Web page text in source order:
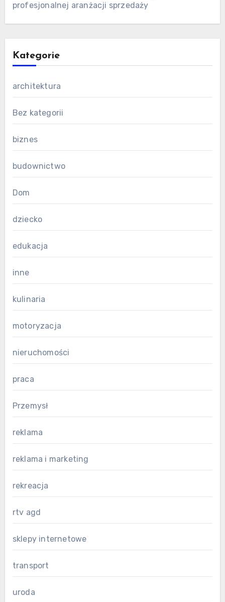
profesjonalnej aranżacji sprzedaży
Kategorie
architektura
Bez kategorii
biznes
budownictwo
Dom
dziecko
edukacja
inne
kulinaria
motoryzacja
nieruchomości
praca
Przemysł
reklama
reklama i marketing
rekreacja
rtv agd
sklepy internetowe
transport
uroda